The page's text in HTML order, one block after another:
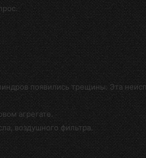
появились трещины. Эта
агрегате.
воздушного фильтра.